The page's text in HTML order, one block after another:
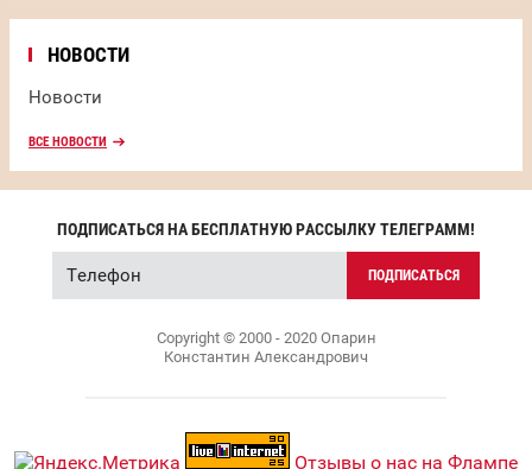
НОВОСТИ
Новости
ВСЕ НОВОСТИ
ПОДПИСАТЬСЯ НА БЕСПЛАТНУЮ РАССЫЛКУ ТЕЛЕГРАММ!
ПОДПИСАТЬСЯ
Copyright © 2000 - 2020 Опарин
Константин Александрович
Отзывы о нас на Флампе